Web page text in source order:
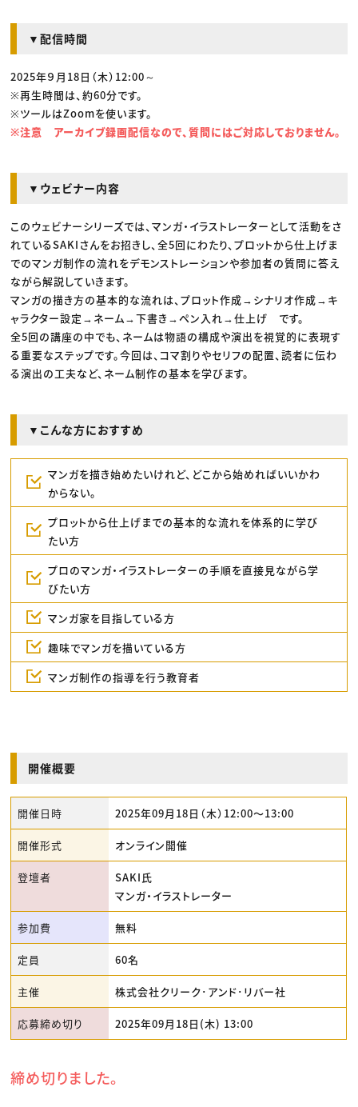
▼配信時間
2025年９月18日（木）12:00～
※再生時間は、約60分です。
※ツールはZoomを使います。
※注意 アーカイブ録画配信なので、質問にはご対応しておりません。
▼ウェビナー内容
このウェビナーシリーズでは、マンガ・イラストレーターとして活動をさ
れているSAKIさんをお招きし、全5回にわたり、プロットから仕上げま
でのマンガ制作の流れをデモンストレーションや参加者の質問に答え
ながら解説していきます。
マンガの描き方の基本的な流れは、プロット作成→シナリオ作成→キ
ャラクター設定→ネーム→下書き→ペン入れ→仕上げ です。
全5回の講座の中でも、ネームは物語の構成や演出を視覚的に表現す
る重要なステップです。今回は、コマ割りやセリフの配置、読者に伝わ
る演出の工夫など、ネーム制作の基本を学びます。
▼こんな方におすすめ
マンガを描き始めたいけれど、どこから始めればいいかわ
からない。
プロットから仕上げまでの基本的な流れを体系的に学び
たい方
プロのマンガ・イラストレーターの手順を直接見ながら学
びたい方
マンガ家を目指している方
趣味でマンガを描いている方
マンガ制作の指導を行う教育者
開催概要
開催日時 2025年09月18日（木）12:00〜13:00
開催形式 オンライン開催
登壇者
SAKI氏
マンガ・イラストレーター
参加費 無料
定員 60名
主催 株式会社クリーク･アンド･リバー社
応募締め切り 2025年09月18日(木) 13:00
締め切りました。